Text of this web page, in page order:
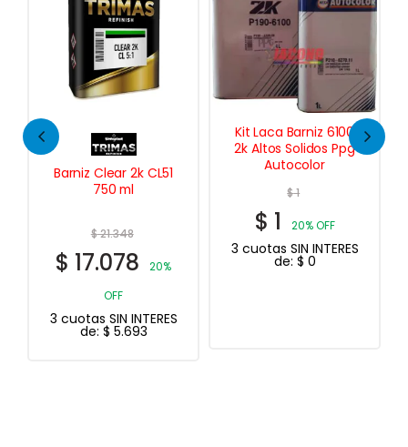
Kit Laca Barniz 6100
2k Altos Solidos Ppg
Autocolor
$1
$
3 cuotas SIN INTERES
de:$0
Sellador
Poliuretánico p/
Gr.
$ 40.687
$32.550